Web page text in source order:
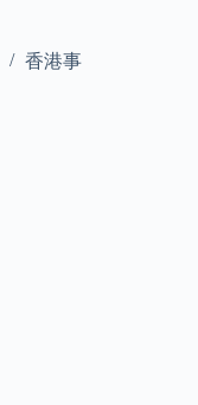
香港事